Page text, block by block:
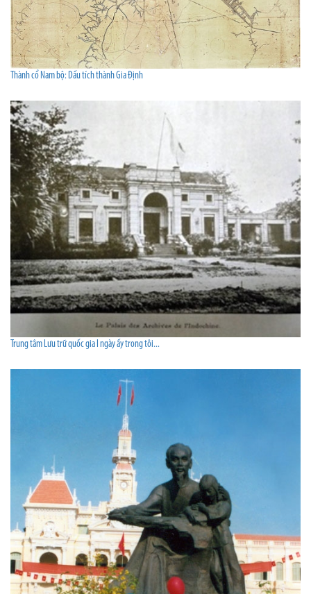
Thành cổ Nam bộ: Dấu tích thành Gia Định
Trung tâm Lưu trữ quốc gia I ngày ấy trong tôi...